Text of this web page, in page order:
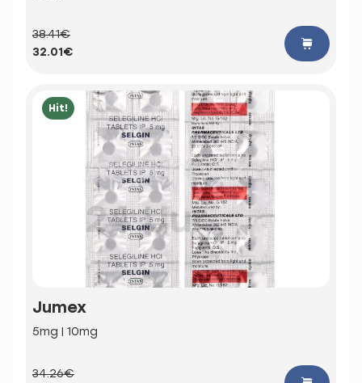
38.41€
32.01€
Hit!
Jumex
5mg | 10mg
34.26€